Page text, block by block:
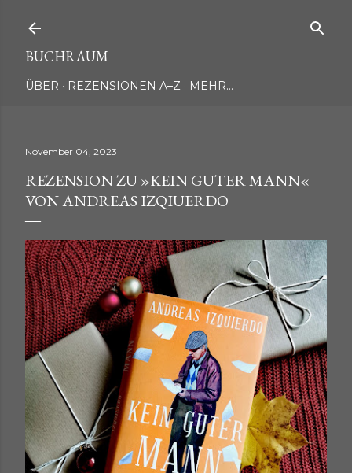
BUCHRAUM
ÜBER REZENSIONEN A–Z MEHR…
November 04, 2023
REZENSION ZU »KEIN GUTER MANN«
VON ANDREAS IZQIUERDO